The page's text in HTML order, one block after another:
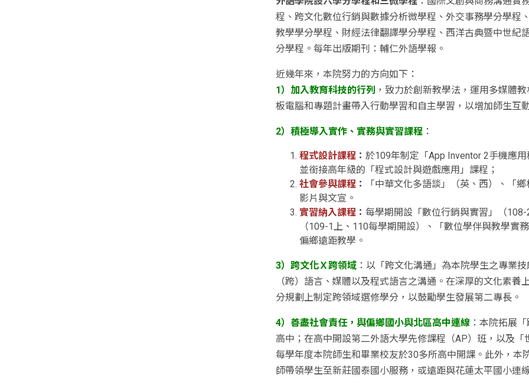
程、跨文化數位行銷與數據分析微學程、外交事務學分學程
教學學分學程、財經法律翻譯學分學程、西洋古典暨中世紀
分學程。每年出版期刊：輔仁外語學報。
近幾年來，本院努力的方向如下：
1）加入教育科技的行列 ，致力於創新教學法，運用多媒體
板電腦和專題計畫帶入行動學習和自主學習，以增加師生互
2）積極導入實作、實務與實習課程 ：
程式設計課程 ： 於109年制定「App Inventor 2手機應
並銜接高年級的「程式設計與遊戲應用」課程；
社會參與課程 ：
「中華文化多語談」（英、西）、「
影片與文宣。
實習納入課程 ： 每學期開設「數位行銷與實習」（108-
（109-1上、110每學期開設）、「數位學伴與教學實
偏鄉遠距教學。
3）跨文化Ｘ跨領域 ：以「跨文化溝通」為本院學生之專業
（跨）語言、媒體以及程式語言之溝通。在深厚的文化素養
分規劃上制定跨領域選修學分，以鼓勵學生發展第二專長。
4）善盡社會責任，與偏鄉國小與北區高中連線 ：本院拓展
高中；在高中開設第二外語大學先修課程（AP）班，以及「
每學年度本院師生和畢業校友於30多所高中開課。此外，本
師帶領學生至新莊國泰國小服務，或遠距與花蓮太平國小連